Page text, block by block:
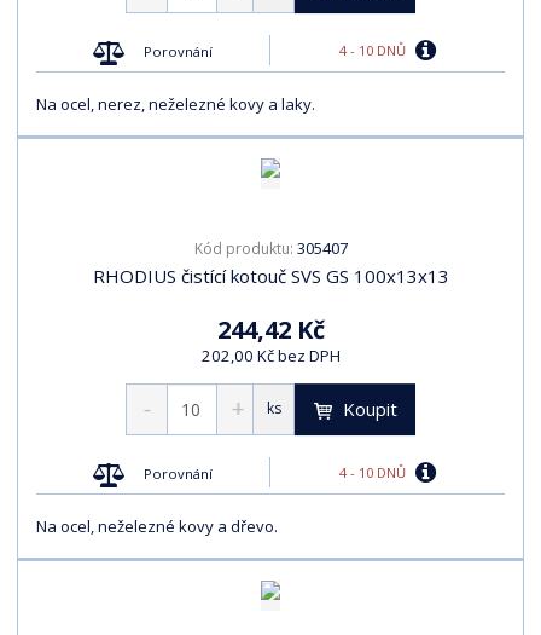
Porovnání 4 - 10 DNŮ
Na ocel, nerez, neželezné kovy a laky.
Kód produktu: 305407
RHODIUS čistící kotouč SVS GS 100x13x13
244,42 Kč
202,00 Kč bez DPH
ks Koupit
Porovnání 4 - 10 DNŮ
Na ocel, neželezné kovy a dřevo.